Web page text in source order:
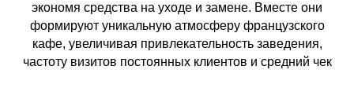
экономя средства на уходе и замене. Вместе они
формируют уникальную атмосферу французского
кафе, увеличивая привлекательность заведения,
частоту визитов постоянных клиентов и средний чек